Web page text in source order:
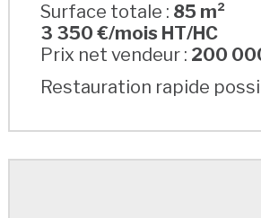
Surface totale : 85 m²
3 350 €/mois HT/HC
Prix net vendeur : 200
Restauration rapide